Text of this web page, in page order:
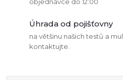
Úhrada od pojišťovny
na většinu našich testů a
kontaktujte.